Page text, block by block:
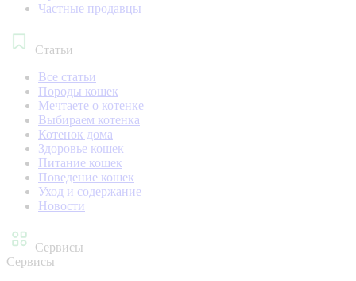
Частные продавцы
Статьи
Все статьи
Породы кошек
Мечтаете о котенке
Выбираем котенка
Котенок дома
Здоровье кошек
Питание кошек
Поведение кошек
Уход и содержание
Новости
Сервисы
Сервисы